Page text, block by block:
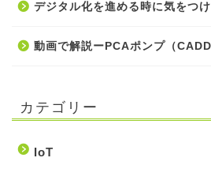
デジタル化を進める時に気をつ
動画で解説ーPCAポンプ（
カテゴリー
IoT